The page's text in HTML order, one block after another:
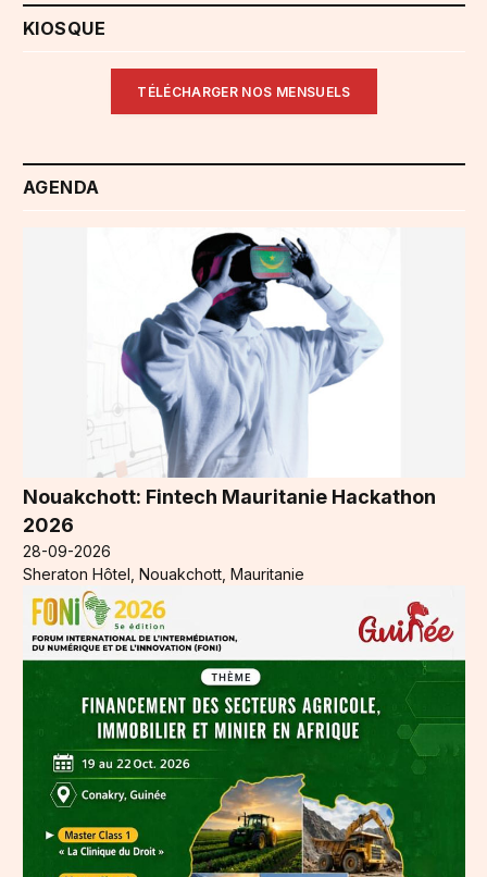
KIOSQUE
TÉLÉCHARGER NOS MENSUELS
AGENDA
Nouakchott: Fintech Mauritanie Hackathon
2026
28-09-2026
Sheraton Hôtel, Nouakchott, Mauritanie